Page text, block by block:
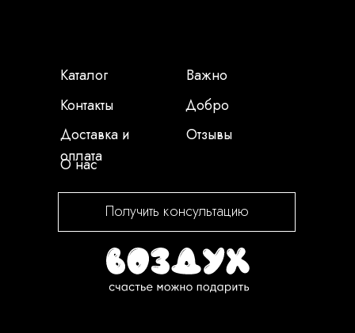
Каталог
Контакты
Доставка и
оплата
О нас
Важно
Добро
Отзывы
Получить консультацию